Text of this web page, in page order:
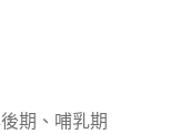
期、哺乳期